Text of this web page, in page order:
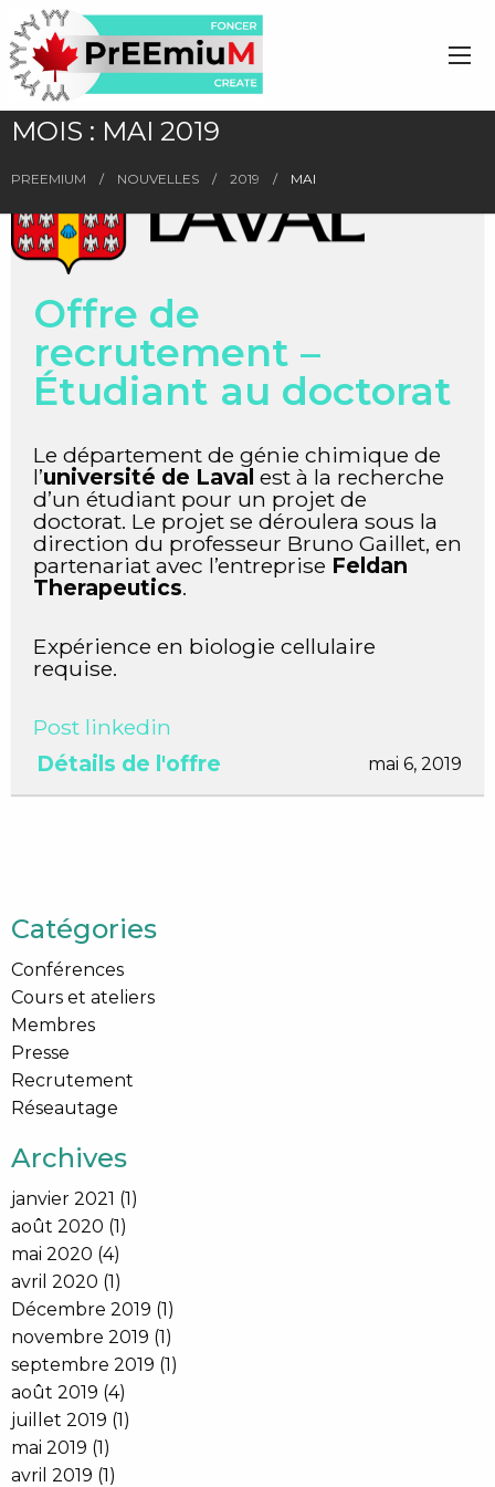
MOIS : MAI 2019
PREEMIUM NOUVELLES 2019 MAI
Offre de
recrutement –
Étudiant au doctorat
Le département de génie chimique de
l’université de Laval est à la recherche
d’un étudiant pour un projet de
doctorat. Le projet se déroulera sous la
direction du professeur Bruno Gaillet, en
partenariat avec l’entreprise Feldan
Therapeutics.
Expérience en biologie cellulaire
requise.
Post linkedin
Détails de l'offre
mai 6, 2019
Catégories
Conférences
Cours et ateliers
Membres
Presse
Recrutement
Réseautage
Archives
janvier 2021 (1)
août 2020 (1)
mai 2020 (4)
avril 2020 (1)
Décembre 2019 (1)
novembre 2019 (1)
septembre 2019 (1)
août 2019 (4)
juillet 2019 (1)
mai 2019 (1)
avril 2019 (1)